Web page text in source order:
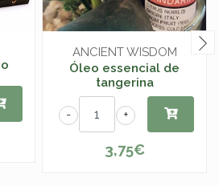
ANCIENT WISDOM
Óleo essencial de
tangerina
+
-
3,75€